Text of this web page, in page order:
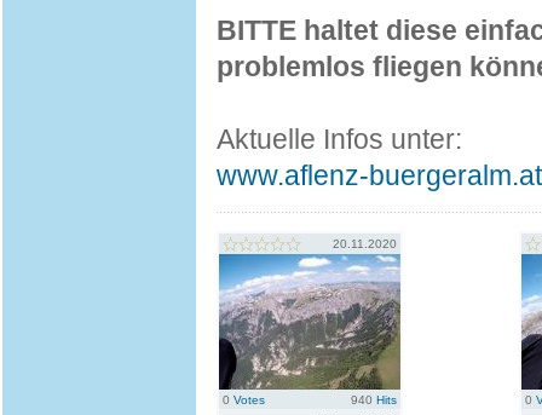
BITTE haltet diese
problemlos fliegen
Aktuelle Infos unter:
www.aflenz-buergeralm.at
20.11.2020
0 Votes 940 Hits
0